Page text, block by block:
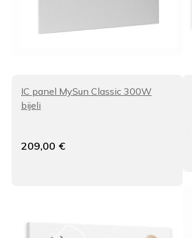
IC panel MySun Classic 300W
bijeli
209,00 €